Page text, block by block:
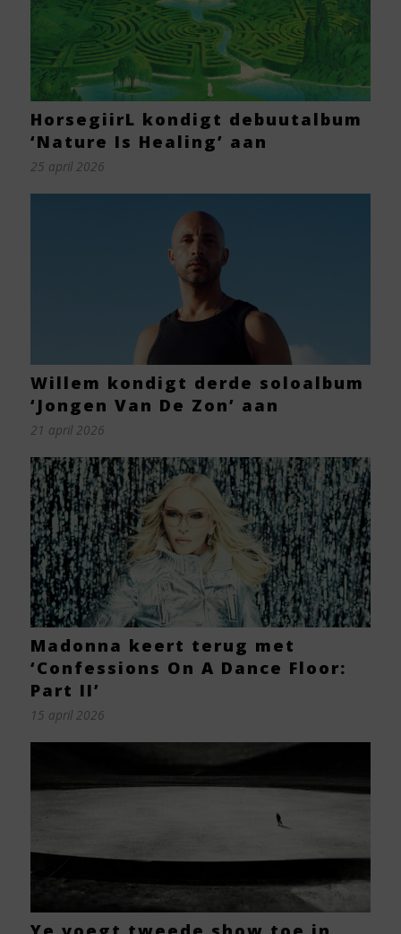
HorsegiirL kondigt debuutalbum
‘Nature Is Healing’ aan
25 april 2026
Willem kondigt derde soloalbum
‘Jongen Van De Zon’ aan
21 april 2026
Madonna keert terug met
‘Confessions On A Dance Floor:
Part II’
15 april 2026